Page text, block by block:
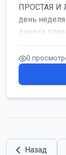
ПРОСТАЯ И
день
дневка
работать б...
0
Назад